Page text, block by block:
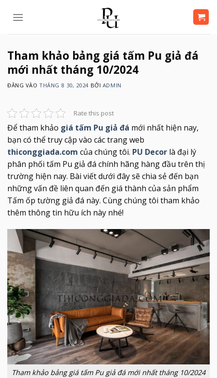
Tham khảo bảng giá tấm Pu giả đá
mới nhất tháng 10/2024
ĐĂNG VÀOTHÁNG 8 30, 2024 BỞI ADMIN
Rate this post
Để tham khảo giá tấm Pu giả đá mới nhất hiện nay,
bạn có thể truy cập vào các trang web
thiconggiada.com của chúng tôi. PU Decor là đại lý
phân phối tấm Pu giả đá chính hãng hàng đầu trên thị
trường hiện nay. Bài viết dưới đây sẽ chia sẻ đến bạn
những vấn đề liên quan đến giá thành của sản phẩm
Tấm ốp tường giả đá này. Cùng chúng tôi tham khảo
thêm thông tin hữu ích này nhé!
Tham khảo bảng giá tấm Pu giả đá mới nhất tháng 10/2024